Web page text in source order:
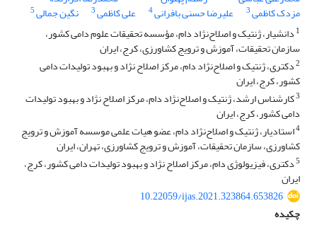
مزدک کاظمی3 علیرضا حسنی بافرانی4 علی کاظمی3 نگین جمالی5
1 دانشیار، ژنتیک و اصلاح‌نژاد دام، مؤسسه تحقیقات علوم دامی کشور،
سازمان تحقیقات، آموزش و ترویج کشاورزی، ‏کرج، ایران
2دکتری، ژنتیک و اصلاح‌نژاد دام، مرکز اصلاح نژاد و بهبود تولیدات دامی
کشور، کرج، ایران
3کارشناس ارشد، ژنتیک و اصلاح‌نژاد دام، مرکز اصلاح نژاد و بهبود تولیدات
دامی کشور، کرج، ایران
4استادیار، ژنتیک و اصلاح‌نژاد دام، عضو هیات علمی موسسه آموزش و ترویج
کشاورزی، سازمان تحقیقات، ‏آموزش و ترویج ‏کشاورزی، تهران، ایران
5دکتری، فیزیولوژی دام، مرکز اصلاح نژاد و بهبود تولیدات دامی کشور، کرج،
ایران
10.22059/ijas.2021.323864.653826
چکیده